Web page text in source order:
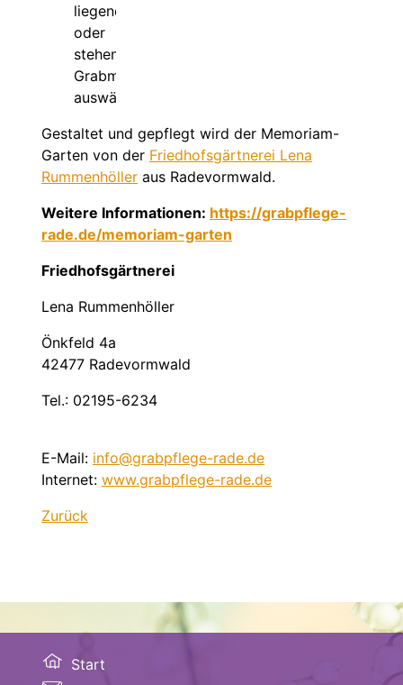
liegenden
oder
stehenden
Grabmal
auswählen.
Gestaltet und gepflegt wird der Memoriam-
Garten von der Friedhofsgärtnerei Lena
Rummenhöller aus Radevormwald.
Weitere Informationen: https://grabpflege-
rade.de/memoriam-garten
Friedhofsgärtnerei
Lena Rummenhöller
Önkfeld 4a
42477 Radevormwald
Tel.: 02195-6234
E-Mail: info@grabpflege-rade.de
Internet: www.grabpflege-rade.de
Zurück
Start